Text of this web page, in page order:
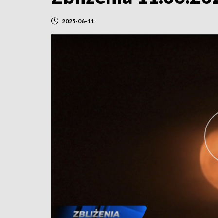
2025-06-11